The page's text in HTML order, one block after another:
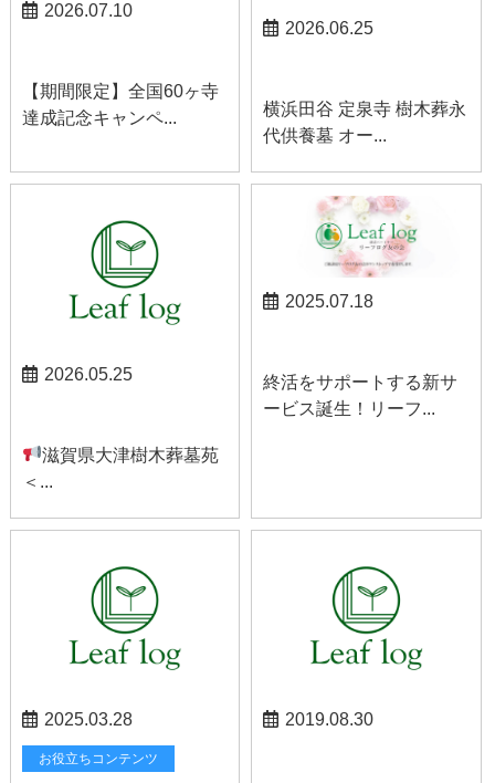
2026.07.10
【期間限定】全国60ヶ寺
達成記念キャンペ...
2026.06.25
横浜田谷 定泉寺 樹木葬永
代供養墓 オー...
2026.05.25
滋賀県大津樹木葬墓苑
＜...
2025.07.18
終活をサポートする新サ
ービス誕生！リーフ...
2025.03.28
お役立ちコンテンツ
2019.08.30